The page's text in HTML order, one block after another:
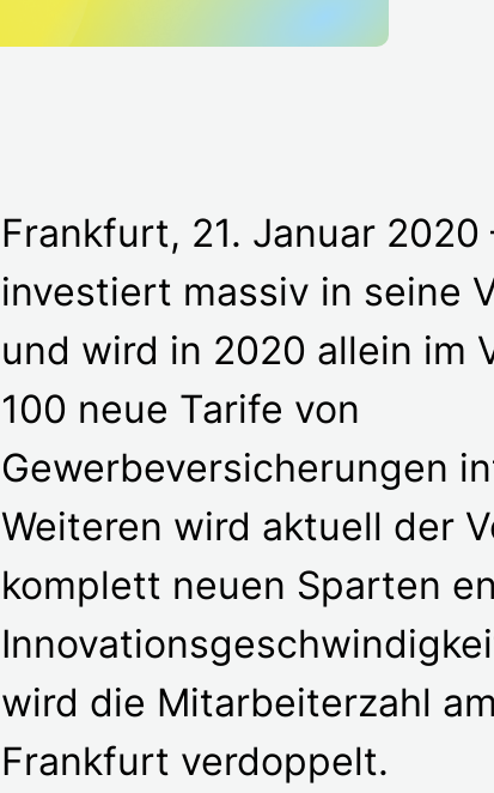
Frankfurt, 21. Januar 2020
investiert massiv in seine
und wird in 2020 allein im
100 neue Tarife von
Gewerbeversicherungen
Weiteren wird aktuell der
komplett neuen Sparten
wird die Mitarbeiterzahl
Frankfurt verdoppelt.